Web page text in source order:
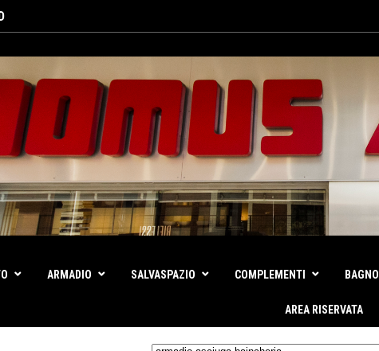
ARMADIO SALVASPAZIO COMPLEMENTI BAGNO
AREA RISERVATA